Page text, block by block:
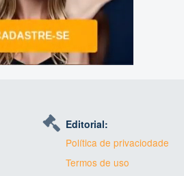
Editorial:
Política de privaciodade
Termos de uso